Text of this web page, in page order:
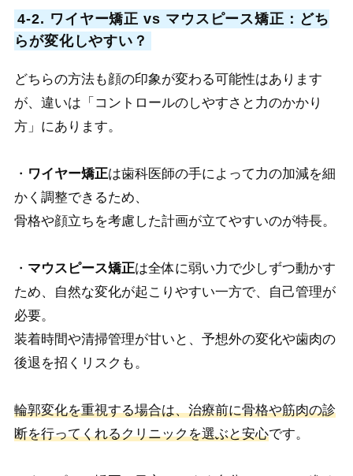
4-2. ワイヤー矯正 vs マウスピース矯正：どち
らが変化しやすい？
どちらの方法も顔の印象が変わる可能性はあります
が、違いは「コントロールのしやすさと力のかかり
方」にあります。
・ ワイヤー矯正は歯科医師の手によって力の加減を細
かく調整できるため、
骨格や顔立ちを考慮した計画が立てやすいのが特長。
・ マウスピース矯正は全体に弱い力で少しずつ動かす
ため、自然な変化が起こりやすい一方で、自己管理が
必要。
装着時間や清掃管理が甘いと、予想外の変化や歯肉の
後退を招くリスクも。
輪郭変化を重視する場合は、治療前に骨格や筋肉の診
断を行ってくれるクリニックを選ぶと安心です。